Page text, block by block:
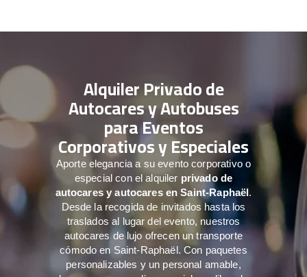
Alquiler Privado de
Autocares y Autobuses
para Eventos
Corporativos y Especiales
Aporte elegancia a su evento corporativo o
especial con el alquiler privado de
autocares y autocares en Saint-Raphaël.
Desde la recogida de invitados hasta los
traslados al lugar del evento, nuestros
autocares de lujo ofrecen un transporte
cómodo en Saint-Raphaël. Con paquetes
personalizables y un personal amable,